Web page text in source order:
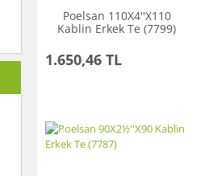
Poelsan 110X4''X110
Kablin Erkek Te (7799)
1.650,46 TL